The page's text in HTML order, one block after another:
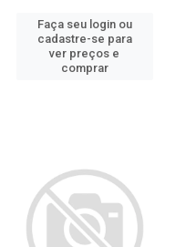
Faça seu login ou
cadastre-se para
ver preços e
comprar